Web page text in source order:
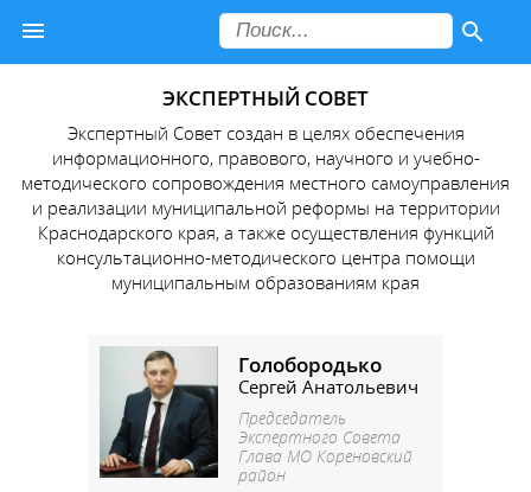
ЭКСПЕРТНЫЙ СОВЕТ
Экспертный Совет создан в целях обеспечения
информационного, правового, научного и учебно-
методического сопровождения местного самоуправления
и реализации муниципальной реформы на территории
Краснодарского края, а также осуществления функций
консультационно-методического центра помощи
муниципальным образованиям края
Голобородько
Сергей Анатольевич
Председатель
Экспертного Совета
Глава МО Кореновский
район